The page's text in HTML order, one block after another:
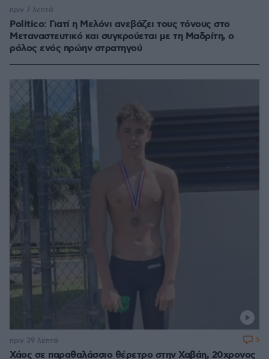
Politico: Γιατί η Μελόνι ανεβάζει τους τόνους στο
Μεταναστευτικό και συγκρούεται με τη Μαδρίτη, ο
ρόλος ενός πρώην στρατηγού
πριν 7 λεπτά
Χάος σε παραθαλάσσιο θέρετρο στην Χαβάη, 20χρονος
πριν 39 λεπτά 5